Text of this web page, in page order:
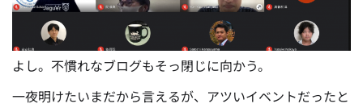
よし。不慣れなブログもそっ閉じに向かう。
一夜明けたいまだから言えるが、アツいイベントだったと